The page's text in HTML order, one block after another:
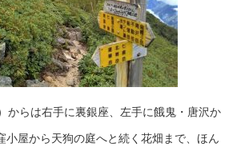
からは右手に裏銀座、左手に餓鬼・唐沢か
小屋から天狗の庭へと続く花畑まで、ほん